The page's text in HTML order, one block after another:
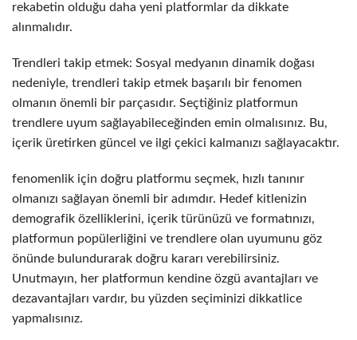
rekabetin olduğu daha yeni platformlar da dikkate
alınmalıdır.
Trendleri takip etmek: Sosyal medyanın dinamik doğası
nedeniyle, trendleri takip etmek başarılı bir fenomen
olmanın önemli bir parçasıdır. Seçtiğiniz platformun
trendlere uyum sağlayabileceğinden emin olmalısınız. Bu,
içerik üretirken güncel ve ilgi çekici kalmanızı sağlayacaktır.
fenomenlik için doğru platformu seçmek, hızlı tanınır
olmanızı sağlayan önemli bir adımdır. Hedef kitlenizin
demografik özelliklerini, içerik türünüzü ve formatınızı,
platformun popülerliğini ve trendlere olan uyumunu göz
önünde bulundurarak doğru kararı verebilirsiniz.
Unutmayın, her platformun kendine özgü avantajları ve
dezavantajları vardır, bu yüzden seçiminizi dikkatlice
yapmalısınız.